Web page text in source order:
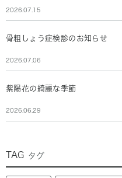
2026.07.15
骨粗しょう症検診のお知らせ
2026.07.06
紫陽花の綺麗な季節
2026.06.29
TAG タグ